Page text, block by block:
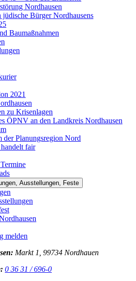
Nordhausen
jüdische Bürger Nordhausens
Baumaßnahmen
2021
zu Krisenlagen
ÖPNV an den Landkreis Nordhausen
der Planungsregion Nord
fair
Ausstellungen, Feste
melden
Markt 1, 99734 Nordhauen
0 36 31 / 696-0